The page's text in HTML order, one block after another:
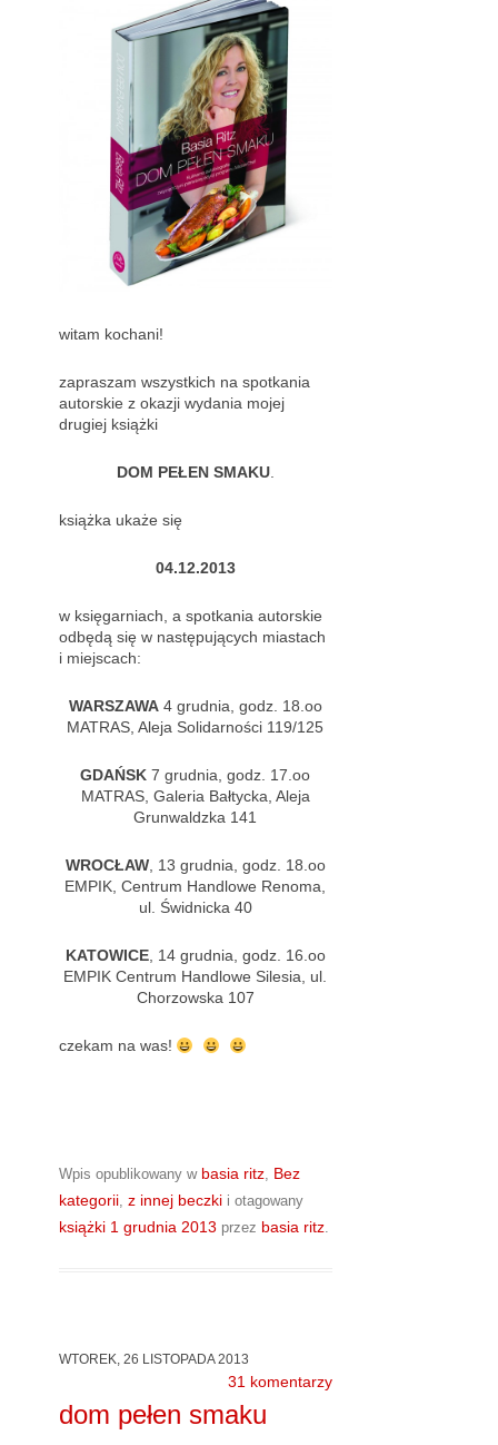
witam kochani!
zapraszam wszystkich na spotkania
autorskie z okazji wydania mojej
drugiej książki
DOM PEŁEN SMAKU.
książka ukaże się
04.12.2013
w księgarniach, a spotkania autorskie
odbędą się w następujących miastach
i miejscach:
WARSZAWA4 grudnia, godz. 18.oo
MATRAS, Aleja Solidarności 119/125
GDAŃSK 7 grudnia, godz. 17.oo
MATRAS, Galeria Bałtycka, Aleja
Grunwaldzka 141
WROCŁAW, 13 grudnia, godz. 18.oo
EMPIK, Centrum Handlowe Renoma,
ul. Świdnicka 40
KATOWICE, 14 grudnia, godz. 16.oo
EMPIK Centrum Handlowe Silesia, ul.
Chorzowska 107
czekam na was!
Wpis opublikowany w basia ritz, Bez
kategorii, z innej beczkii otagowany
książki 1 grudnia 2013 przez basia ritz.
WTOREK, 26 LISTOPADA 2013
31 komentarzy
dom pełen smaku